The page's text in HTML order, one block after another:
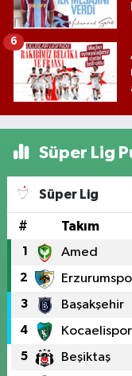
6
Süper Lig
Süper Lig
# Takım
1 Amed
2
3 Başakşehir
4 Kocaelispor
5 Beşiktaş